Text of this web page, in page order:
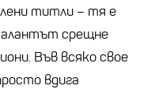
титли – тя е
срещне
Във всяко свое
вдига